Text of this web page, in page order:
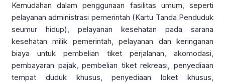
Kemudahan dalam penggunaan fasilitas umum, seperti
pelayanan administrasi pemerintah (Kartu Tanda Penduduk
seumur hidup), pelayanan kesehatan pada sarana
kesehatan milik pemerintah, pelayanan dan keringanan
biaya untuk pembelian tiket perjalanan, akomodasi,
pembayaran pajak, pembelian tiket rekreasi, penyediaan
tempat duduk khusus, penyediaan loket khusus,